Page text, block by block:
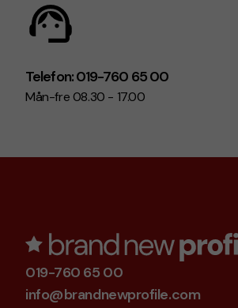
Telefon: 019-760 65 00
Mån-fre 08.30 - 17.00
019-760 65 00
info@brandnewprofile.com